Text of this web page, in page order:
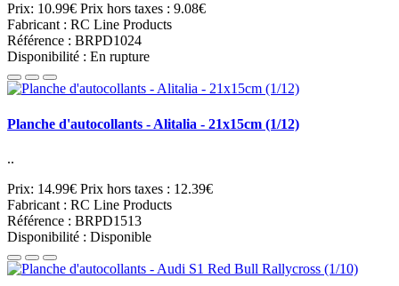
Prix: 10.99€ Prix hors taxes : 9.08€
Fabricant : RC Line Products
Référence : BRPD1024
Disponibilité : En rupture
Planche d'autocollants - Alitalia - 21x15cm (1/12)
..
Prix: 14.99€ Prix hors taxes : 12.39€
Fabricant : RC Line Products
Référence : BRPD1513
Disponibilité : Disponible